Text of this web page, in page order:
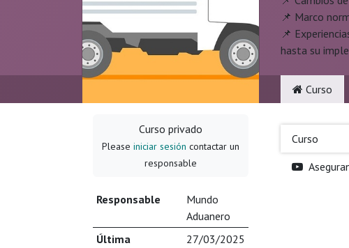
📌 Marco
📌
hasta su
Curso privado
Please iniciar sesión contactar un
responsable
Responsable
Mundo
Aduanero
Última
27/03/2025
Curso
Curso